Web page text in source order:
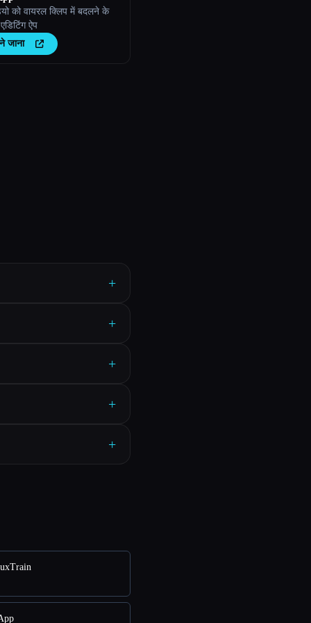
को वायरल क्लिप में बदलने के
ऐप
जाना
+
+
+
+
+